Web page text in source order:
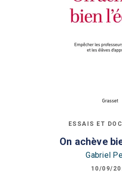
ESSAIS ET
On achève
Gabriel
10/09/